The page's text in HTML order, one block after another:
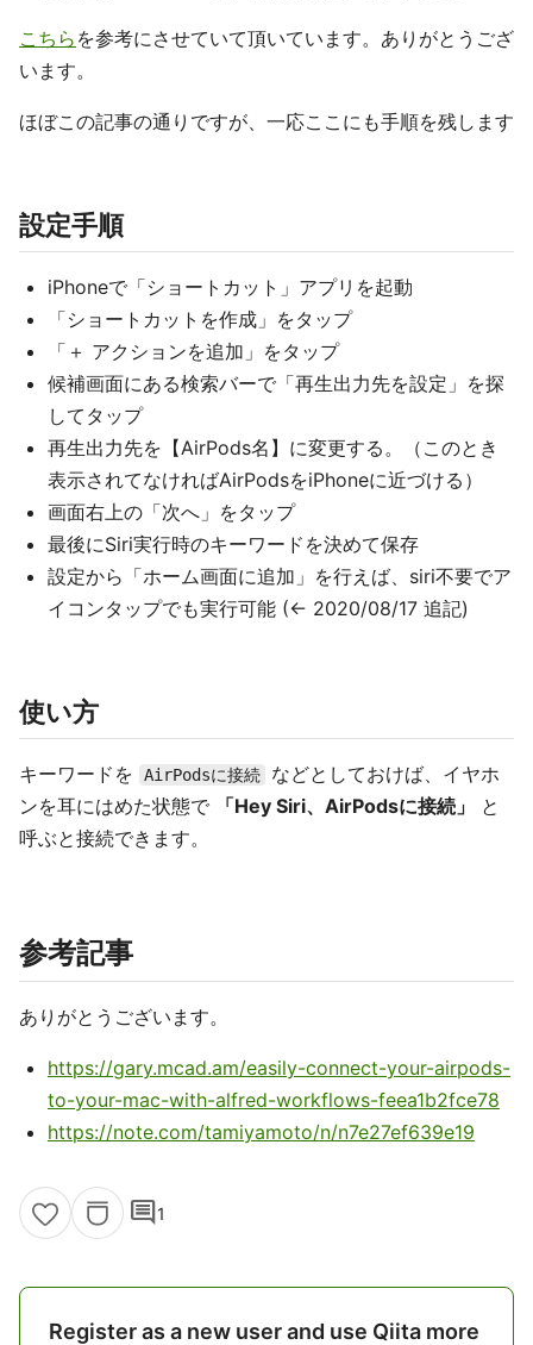
こちら を参考にさせていて頂いています。ありがとうござ
います。
ほぼこの記事の通りですが、一応ここにも手順を残します
設定手順
iPhoneで「ショートカット」アプリを起動
「ショートカットを作成」をタップ
「＋ アクションを追加」をタップ
候補画面にある検索バーで「再生出力先を設定」を探
してタップ
再生出力先を【AirPods名】に変更する。（このとき
表示されてなければAirPodsをiPhoneに近づける）
画面右上の「次へ」をタップ
最後にSiri実行時のキーワードを決めて保存
設定から「ホーム画面に追加」を行えば、siri不要でア
イコンタップでも実行可能 (← 2020/08/17 追記)
使い方
キーワードを AirPodsに接続
などとしておけば、イヤホ
ンを耳にはめた状態で
「Hey Siri、AirPodsに接続」
と
呼ぶと接続できます。
参考記事
ありがとうございます。
https://gary.mcad.am/easily-connect-your-airpods-
to-your-mac-with-alfred-workflows-feea1b2fce78
https://note.com/tamiyamoto/n/n7e27ef639e19
comment1
Register as a new user and use Qiita more